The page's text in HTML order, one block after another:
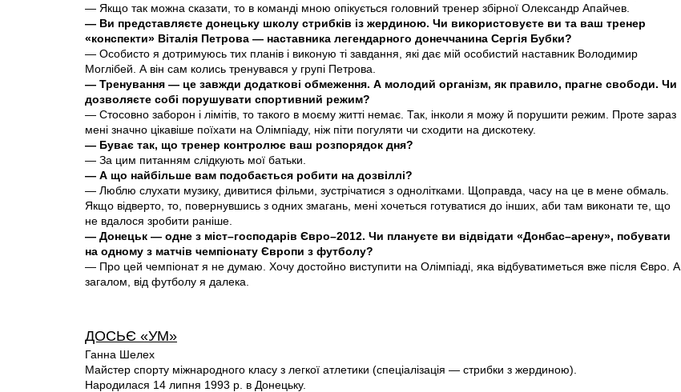
— Якщо так можна сказати, то в команді мною опікується головний тренер збірної Олександр Апайчев.
— Ви представляєте донецьку школу стрибків із жердиною. Чи використовуєте ви та ваш тренер
«конспекти» Віталія Петрова — наставника легендарного донеччанина Сергія Бубки?
— Особисто я дотримуюсь тих планів і виконую ті завдання, які дає мій особистий наставник Володимир
Моглібей. А він сам колись тренувався у групі Петрова.
— Тренування — це завжди додаткові обмеження. А молодий організм, як правило, прагне свободи. Чи
дозволяєте собі порушувати спортивний режим?
— Стосовно заборон і лімітів, то такого в моєму житті немає. Так, інколи я можу й порушити режим. Проте зараз
мені значно цікавіше поїхати на Олімпіаду, ніж піти погуляти чи сходити на дискотеку.
— Буває так, що тренер контролює ваш розпорядок дня?
— За цим питанням слідкують мої батьки.
— А що найбільше вам подобається робити на дозвіллі?
— Люблю слухати музику, дивитися фільми, зустрічатися з однолітками. Щоправда, часу на це в мене обмаль.
Якщо відверто, то, повернувшись з одних змагань, мені хочеться готуватися до інших, аби там виконати те, що
не вдалося зробити раніше.
— Донецьк — одне з міст–господарів Євро–2012. Чи плануєте ви відвідати «Донбас–арену», побувати
на одному з матчів чемпіонату Європи з футболу?
— Про цей чемпіонат я не думаю. Хочу достойно виступити на Олімпіаді, яка відбуватиметься вже після Євро. А
загалом, від футболу я далека.
ДОСЬЄ «УМ»
Ганна Шелех
Майстер спорту міжнародного класу з легкої атлетики (спеціалізація — стрибки з жердиною).
Народилася 14 липня 1993 р. в Донецьку.